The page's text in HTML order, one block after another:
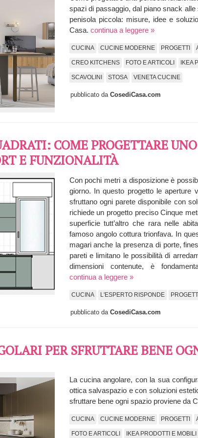
spazi di passaggio, dal piano snack
penisola piccola: misure, idee e
Casa. continua a leggere »
CUCINA CUCINE MODERNE PROGETTI
CREO KITCHENS FOTO E ARTICOLI IKEA
SCAVOLINI STOSA VENETA CUCINE
pubblicato da CosediCasa.com
COME PROGETTARE
E FUNZIONALITÀ
Con pochi metri a disposizione è
giorno. In questo progetto le aperture
sfruttano ogni parete disponibile con
richiede un progetto preciso Cinque
superficie tutt’altro che rara nelle
famoso angolo cottura trionfava. In
magari anche la presenza di porte,
pareti e limitano le possibilità di
dimensioni contenute, è
continua a leggere »
CUCINA L'ESPERTO RISPONDE
pubblicato da CosediCasa.com
PER SFRUTTARE BENE
La cucina angolare, con la sua
ottica salvaspazio e con soluzioni
sfruttare bene ogni spazio proviene da
CUCINA CUCINE MODERNE PROGETTI
FOTO E ARTICOLI IKEA PRODOTTI E MOBILI